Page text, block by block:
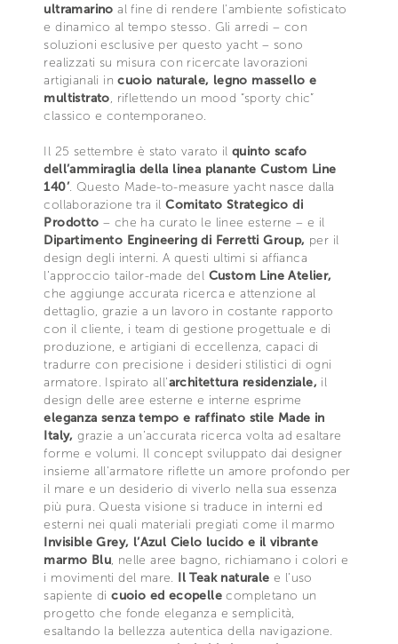
ultramarinoal fine di rendere l'ambiente sofisticato
e dinamico al tempo stesso. Gli arredi – con
soluzioni esclusive per questo yacht – sono
realizzati su misura con ricercate lavorazioni
artigianali in cuoio naturale, legno massello e
multistrato, riflettendo un mood “sporty chic”
classico e contemporaneo.
Il 25 settembre è stato varato il quinto scafo
dell’ammiraglia della linea planante Custom Line
140’. Questo Made-to-measure yacht nasce dalla
collaborazione tra ilComitato Strategico di
Prodotto – che ha curato le linee esterne – e il
Dipartimento Engineering di Ferretti Group, per il
design degli interni. A questi ultimi si affianca
l’approccio tailor-made del Custom Line Atelier,
che aggiunge accurata ricerca e attenzione al
dettaglio, grazie a un lavoro in costante rapporto
con il cliente, i team di gestione progettuale e di
produzione, e artigiani di eccellenza, capaci di
tradurre con precisione i desideri stilistici di ogni
armatore. Ispirato all’architettura residenziale, il
design delle aree esterne e interne esprime
eleganza senza tempo e raffinato stile Made in
Italy, grazie a un’accurata ricerca volta ad esaltare
forme e volumi. Il concept sviluppato dai designer
insieme all'armatore riflette un amore profondo per
il mare e un desiderio di viverlo nella sua essenza
più pura. Questa visione si traduce in interni ed
esterni nei quali materiali pregiati come il marmo
Invisible Grey, l’Azul Cielo lucido e il vibrante
marmo Blu, nelle aree bagno, richiamano i colori e
i movimenti del mare. Il Teak naturale e l’uso
sapiente dicuoio ed ecopellecompletano un
progetto che fonde eleganza e semplicità,
esaltando la bellezza autentica della navigazione.